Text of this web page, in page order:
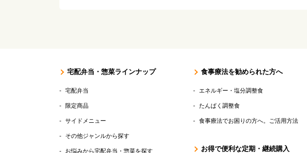
宅配弁当・惣菜ラインナップ
宅配弁当
限定商品
サイドメニュー
その他ジャンルから探す
お悩みから宅配弁当・惣菜を探す
食事療法を勧められた方へ
エネルギー・塩分調整食
たんぱく調整食
食事療法でお困りの方へ。ご活用方法
お得で便利な定期・継続購入